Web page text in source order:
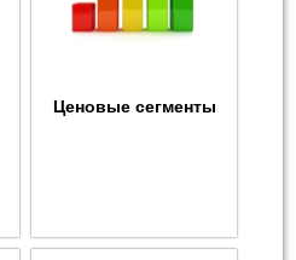
Ценовые сегменты